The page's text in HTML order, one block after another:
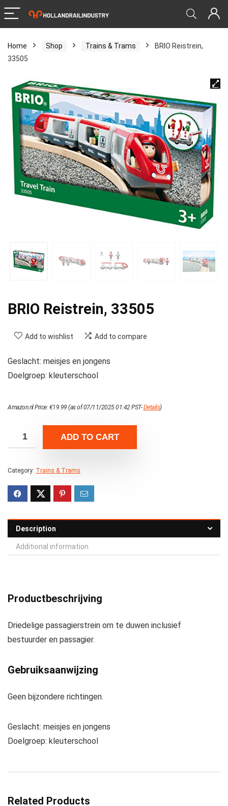
Home Shop Trains & Trams
BRIO Reistrein,
33505
BRIO Reistrein, 33505
Add to wishlist Add to compare
Geslacht: meisjes en jongens
Doelgroep: kleuterschool
Amazon.nl Price:€19.99 (as of 07/11/2025 01:42 PST-Details)
ADD TO CART
Category: Trains & Trams
Description
Additional information
Productbeschrijving
Driedelige passagierstrein om te duwen inclusief
bestuurder en passagier.
Gebruiksaanwijzing
Geen bijzondere richtingen.
Geslacht: meisjes en jongens
Doelgroep: kleuterschool
Related Products